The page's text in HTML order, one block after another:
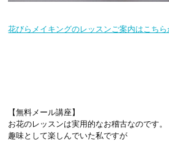
花びらメイキングのレッスンご案内はこち
【無料メール講座】
お花のレッスンは実用的なお稽古なのです。
趣味として楽しんでいた私ですが